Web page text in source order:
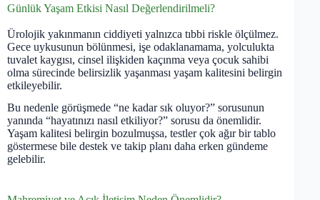
Günlük Yaşam Etkisi Nasıl Değerlendirilmeli?
Ürolojik yakınmanın ciddiyeti yalnızca tıbbi riskle ölçülmez.
Gece uykusunun bölünmesi, işe odaklanamama, yolculukta
tuvalet kaygısı, cinsel ilişkiden kaçınma veya çocuk sahibi
olma sürecinde belirsizlik yaşanması yaşam kalitesini belirgin
etkileyebilir.
Bu nedenle görüşmede “ne kadar sık oluyor?” sorusunun
yanında “hayatınızı nasıl etkiliyor?” sorusu da önemlidir.
Yaşam kalitesi belirgin bozulmuşsa, testler çok ağır bir tablo
göstermese bile destek ve takip planı daha erken gündeme
gelebilir.